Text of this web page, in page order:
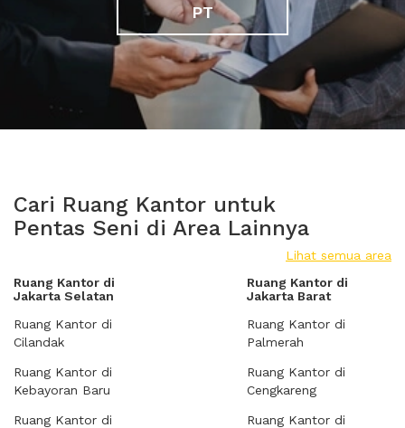
PT
Cari Ruang Kantor untuk
Pentas Seni di Area Lainnya
Lihat semua area
Ruang Kantor di
Jakarta Selatan
Ruang Kantor di
Cilandak
Ruang Kantor di
Kebayoran Baru
Ruang Kantor di
Ruang Kantor di
Jakarta Barat
Ruang Kantor di
Palmerah
Ruang Kantor di
Cengkareng
Ruang Kantor di